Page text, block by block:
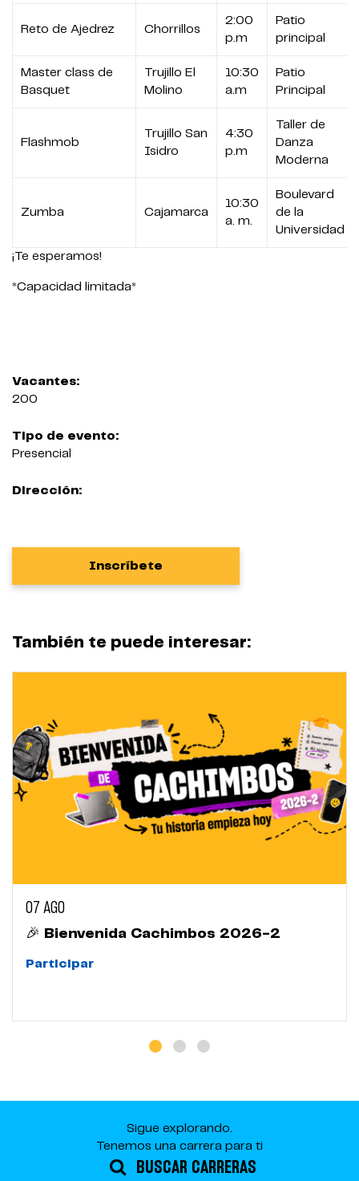
Reto de Ajedrez Chorrillos
2:00
p.m
Patio
principal
Master class de
Basquet
Trujillo El
Molino
10:30
a.m
Patio
Principal
Flashmob
Trujillo San
Isidro
4:30
p.m
Taller de
Danza
Moderna
Zumba Cajamarca
10:30
a. m.
Boulevard
de la
Universidad
¡Te esperamos!
*Capacidad limitada*
Vacantes:
200
Tipo de evento:
Presencial
Dirección:
Inscríbete
También te puede interesar:
07 AGO
🎉 Bienvenida Cachimbos 2026-2
Participar
Sigue explorando.
Tenemos una carrera para ti
BUSCAR CARRERAS